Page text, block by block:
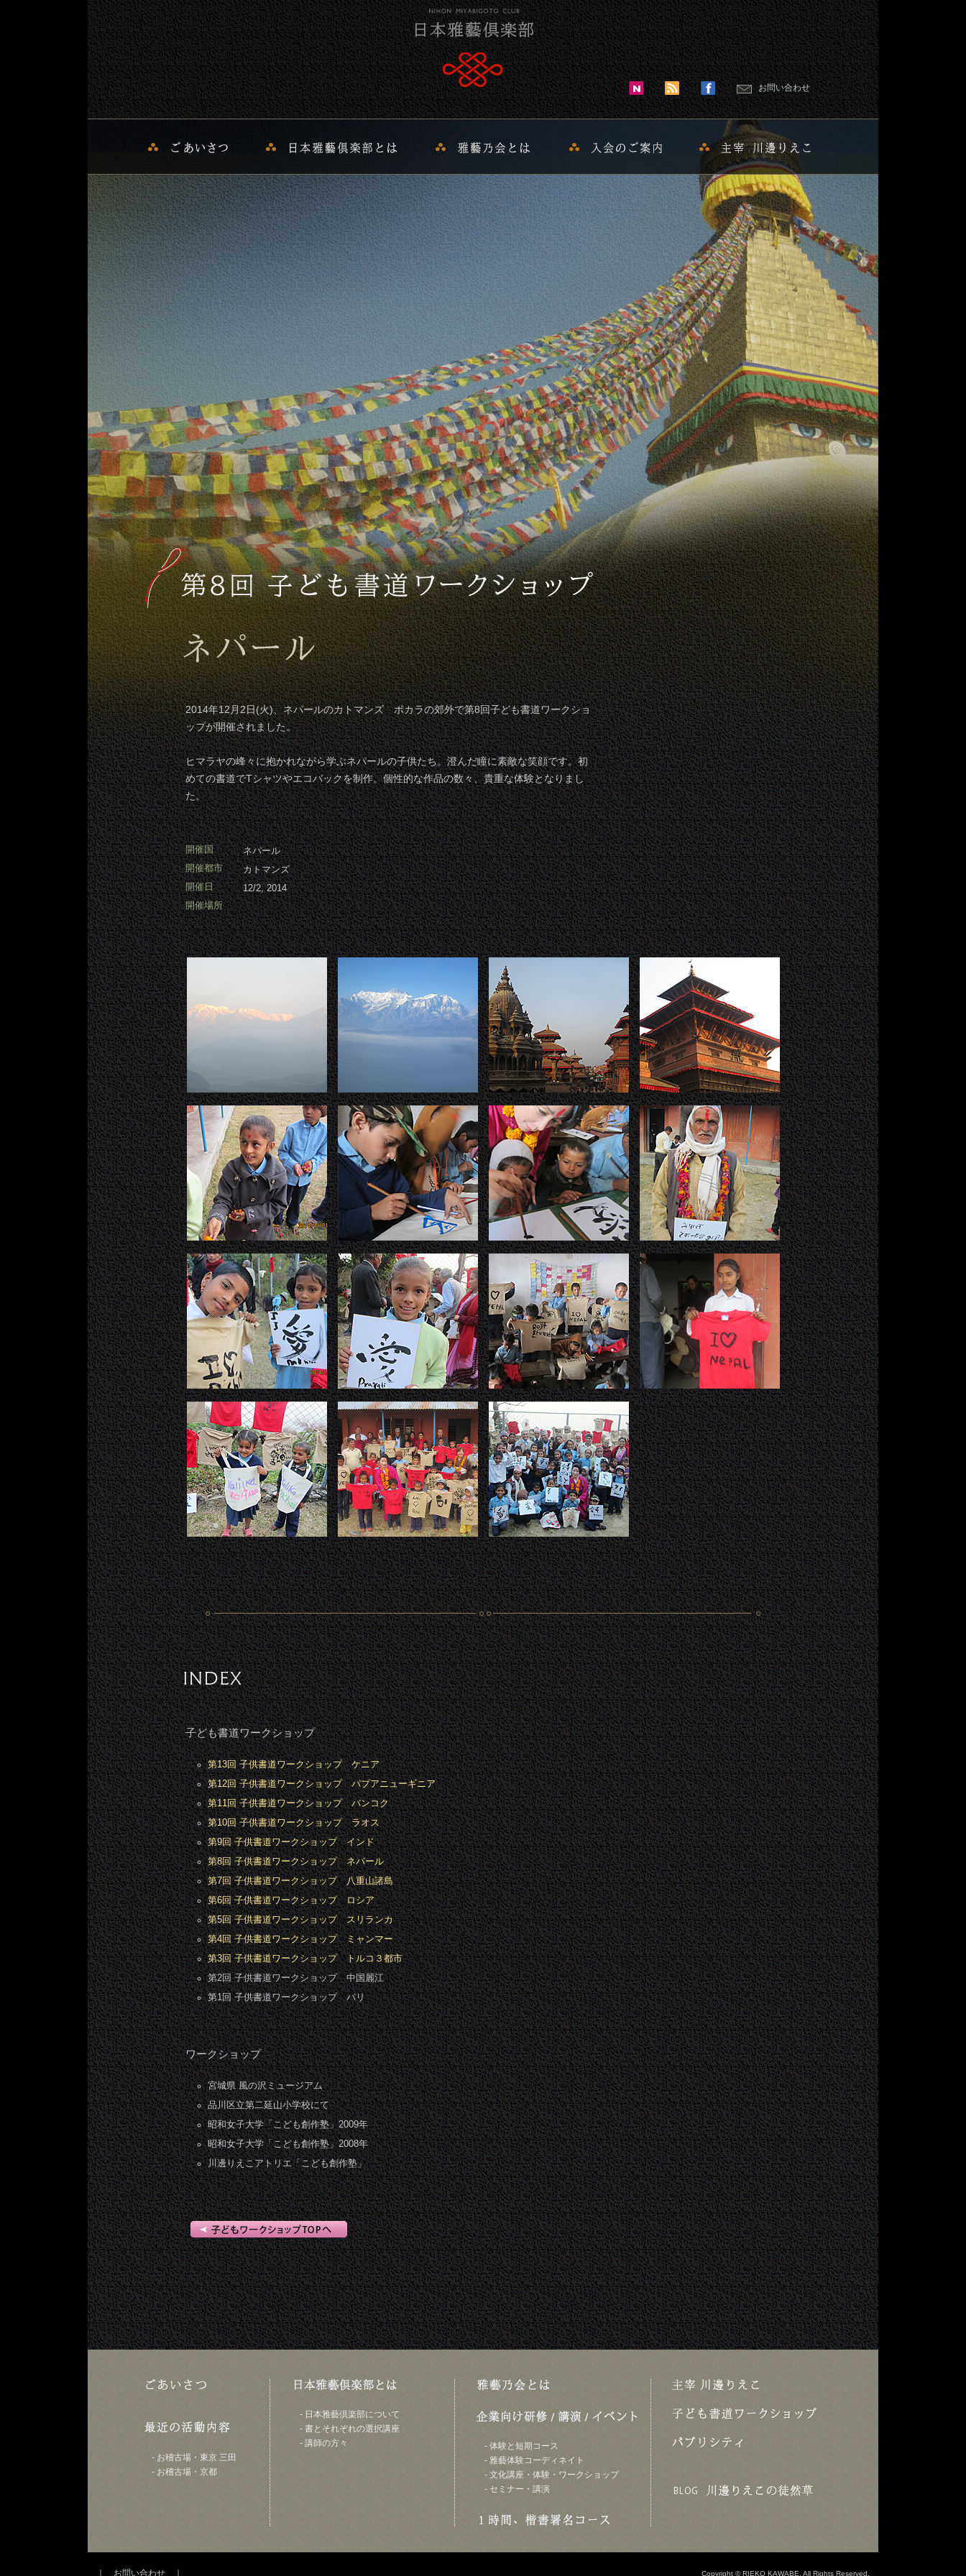
お問い合わせ
2014年12月2日(火)、ネパールのカトマンズ ポカラの郊外で第8回子ども書道ワークショ
ップが開催されました。
ヒマラヤの峰々に抱かれながら学ぶネパールの子供たち。澄んだ瞳に素敵な笑顔です。初
めての書道でTシャツやエコバックを制作。個性的な作品の数々、貴重な体験となりまし
た。
開催国
ネパール
開催都市
カトマンズ
開催日
12/2, 2014
開催場所
子ども書道ワークショップ
第13回 子供書道ワークショップ ケニア
第12回 子供書道ワークショップ パプアニューギニア
第11回 子供書道ワークショップ バンコク
第10回 子供書道ワークショップ ラオス
第9回 子供書道ワークショップ インド
第8回 子供書道ワークショップ ネパール
第7回 子供書道ワークショップ 八重山諸島
第6回 子供書道ワークショップ ロシア
第5回 子供書道ワークショップ スリランカ
第4回 子供書道ワークショップ ミャンマー
第3回 子供書道ワークショップ トルコ３都市
第2回 子供書道ワークショップ 中国麗江
第1回 子供書道ワークショップ パリ
ワークショップ
宮城県 風の沢ミュージアム
品川区立第二延山小学校にて
昭和女子大学「こども創作塾」2009年
昭和女子大学「こども創作塾」2008年
川邊りえこアトリエ「こども創作塾」
- お稽古場・東京 三田
- お稽古場・京都
- 日本雅藝倶楽部について
- 書とそれぞれの選択講座
- 講師の方々
- 体験と短期コース
- 雅藝体験コーディネイト
- 文化講座・体験・ワークショップ
- セミナー・講演
お問い合わせ Copyright © RIEKO KAWABE. All Rights Reserved.